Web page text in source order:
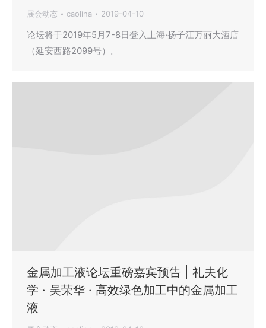
展会动态 caolina 2019-04-10
论坛将于2019年5月7-8日登入上海·扬子江万丽大酒店
（延安西路2099号）。
金属加工液论坛重磅嘉宾预告 | 礼夫化
学 · 吴荣华 · 高效绿色加工中的金属加工
液